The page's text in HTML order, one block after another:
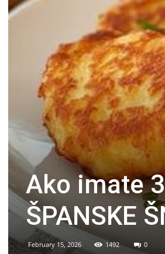
Ako imate
ŠPANSKE
February 15, 2026 1492 0